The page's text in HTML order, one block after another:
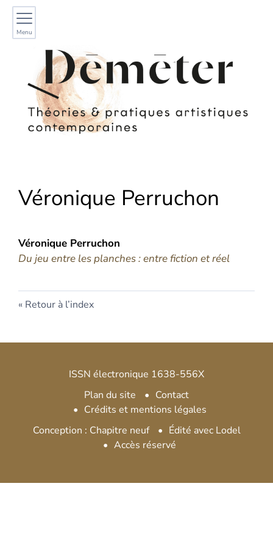
Menu
Véronique Perruchon
Véronique Perruchon
Du jeu entre les planches : entre fiction et réel
Retour à l’index
ISSN électronique 1638-556X
Plan du site
Contact
Crédits et mentions légales
Conception : Chapitre neuf
Édité avec Lodel
Accès réservé